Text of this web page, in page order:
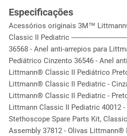
Especificações
Acessórios originais 3M™
Classic II Pediatric
36568 - Anel anti-arrepios para
Pediátrico Cinzento 36546 - Anel
Littmann® Classic II Pediátrico
Littmann® Classic II Pediatric -
Littmann® Classic II Pediatric -
Littmann Classic II Pediatric 40012
Stethoscope Spare Parts Kit,
Assembly 37812 - Olivas Littmann®